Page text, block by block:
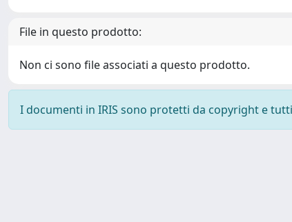
File in questo prodotto:
Non ci sono file associati a questo prodotto.
I documenti in IRIS sono protetti da copyright e